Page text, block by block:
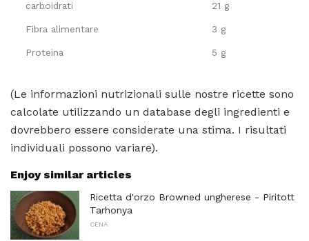
carboidrati 21 g
Fibra alimentare 3 g
Proteina 5 g
(Le informazioni nutrizionali sulle nostre ricette sono
calcolate utilizzando un database degli ingredienti e
dovrebbero essere considerate una stima. I risultati
individuali possono variare).
Enjoy similar articles
Ricetta d'orzo Browned ungherese - Piritott
Tarhonya
CENA